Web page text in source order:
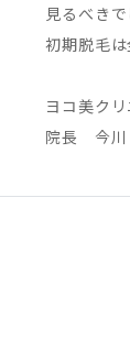
見るべきで
初期脱毛
ヨコ美ク
院長 今川